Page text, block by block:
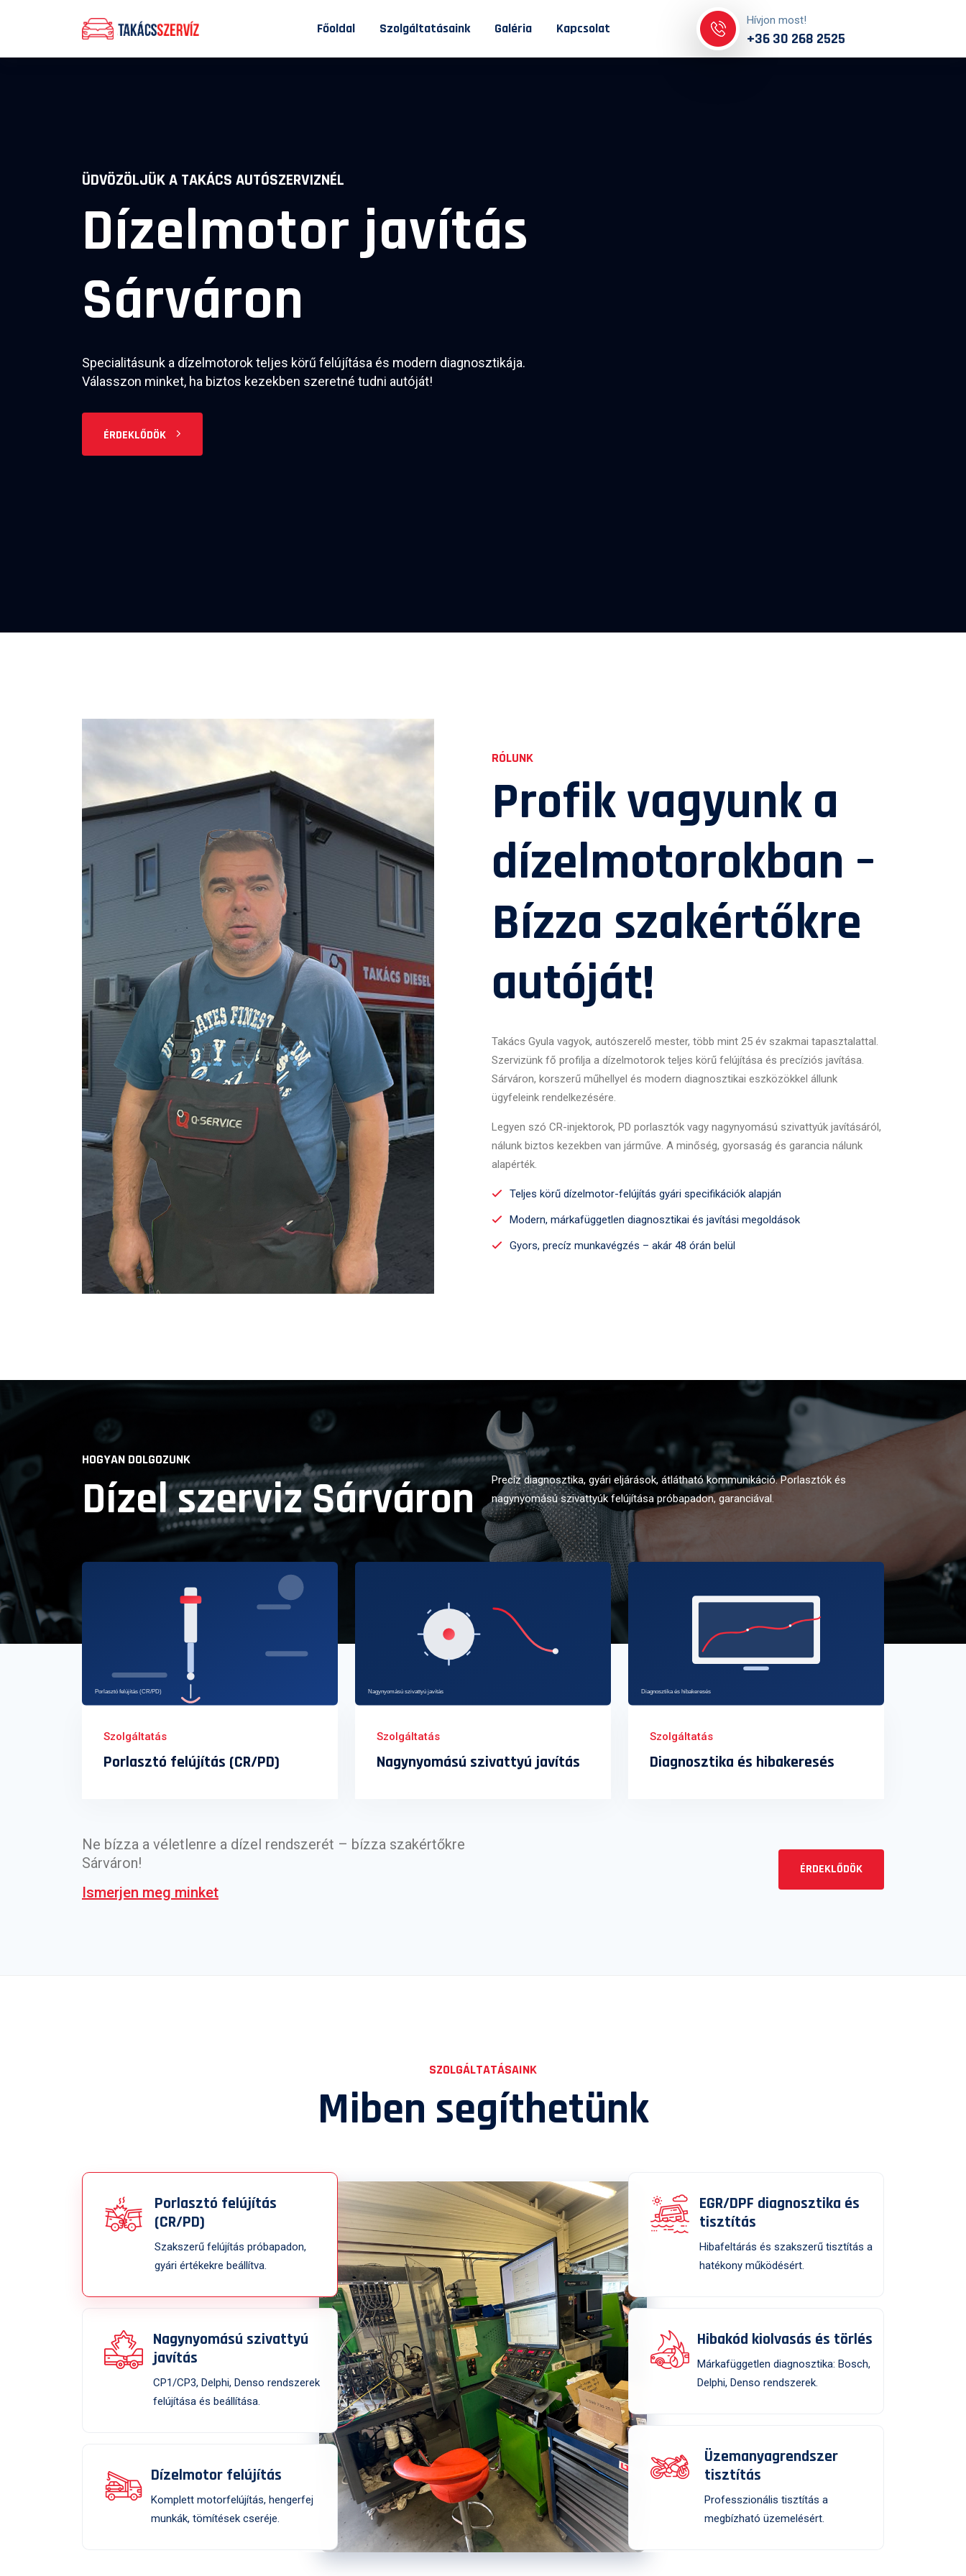
Főoldal Szolgáltatásaink Galéria Kapcsolat Hívjon most!
+36 30 268 2525
ÜDVÖZÖLJÜK A TAKÁCS AUTÓSZERVIZNÉL
Dízelmotor javítás
Sárváron
Specialitásunk a dízelmotorok teljes körű felújítása és modern diagnosztikája.
Válasszon minket, ha biztos kezekben szeretné tudni autóját!
ÉRDEKLŐDÖK
RÓLUNK
Profik vagyunk a
dízelmotorokban –
Bízza szakértőkre
autóját!
Takács Gyula vagyok, autószerelő mester, több mint 25 év szakmai tapasztalattal.
Szervizünk fő profilja a dízelmotorok teljes körű felújítása és precíziós javítása.
Sárváron, korszerű műhellyel és modern diagnosztikai eszközökkel állunk
ügyfeleink rendelkezésére.
Legyen szó CR-injektorok, PD porlasztók vagy nagynyomású szivattyúk javításáról,
nálunk biztos kezekben van járműve. A minőség, gyorsaság és garancia nálunk
alapérték.
Teljes körű dízelmotor-felújítás gyári specifikációk alapján
Modern, márkafüggetlen diagnosztikai és javítási megoldások
Gyors, precíz munkavégzés – akár 48 órán belül
HOGYAN DOLGOZUNK
Dízel szerviz Sárváron
Precíz diagnosztika, gyári eljárások, átlátható kommunikáció. Porlasztók és
nagynyomású szivattyúk felújítása próbapadon, garanciával.
Szolgáltatás
Porlasztó felújítás (CR/PD)
Szolgáltatás
Nagynyomású szivattyú javítás
Szolgáltatás
Diagnosztika és hibakeresés
Ne bízza a véletlenre a dízel rendszerét – bízza szakértőkre
Sárváron!
Ismerjen meg minket
ÉRDEKLŐDÖK
SZOLGÁLTATÁSAINK
Miben segíthetünk
Porlasztó felújítás
(CR/PD)
Szakszerű felújítás próbapadon,
gyári értékekre beállítva.
Nagynyomású szivattyú
javítás
CP1/CP3, Delphi, Denso rendszerek
felújítása és beállítása.
Dízelmotor felújítás
Komplett motorfelújítás, hengerfej
munkák, tömítések cseréje.
EGR/DPF diagnosztika és
tisztítás
Hibafeltárás és szakszerű tisztítás a
hatékony működésért.
Hibakód kiolvasás és törlés
Márkafüggetlen diagnosztika: Bosch,
Delphi, Denso rendszerek.
Üzemanyagrendszer
tisztítás
Professzionális tisztítás a
megbízható üzemelésért.